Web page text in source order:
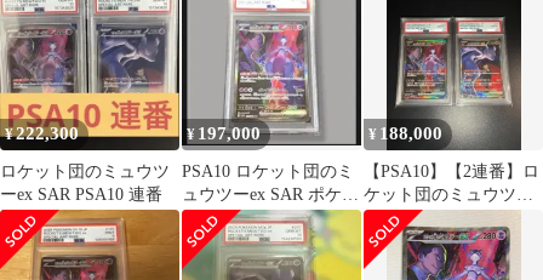
¥222,300
ロケット団のミュウツ
ーex SAR PSA10 連番
¥ 197,000
PSA10 ロケット団のミ
ュウツーex SAR ポケモ
ンカード
¥ 188,000
【PSA10】【2連番】ロ
ケット団のミュウツー
ex SAR